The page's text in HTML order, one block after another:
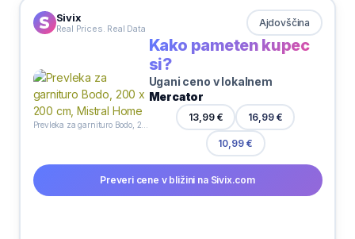
Sivix
Real Prices. Real Data Ajdovščina
Kako pameten kupec
si?
Ugani ceno v lokalnem
Mercator
13,99 € 16,99 €
10,99 €
Preveri cene v bližini na Sivix.com